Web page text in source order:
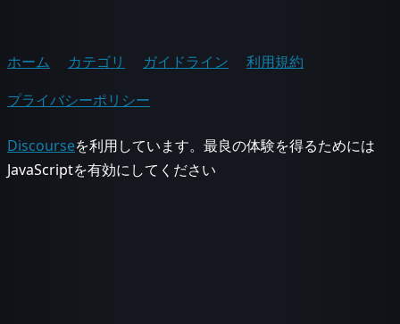
ホーム カテゴリ ガイドライン
利用規約
プライバシーポリシー
Discourseを利用しています。最良の体験を得るためには
JavaScriptを有効にしてください